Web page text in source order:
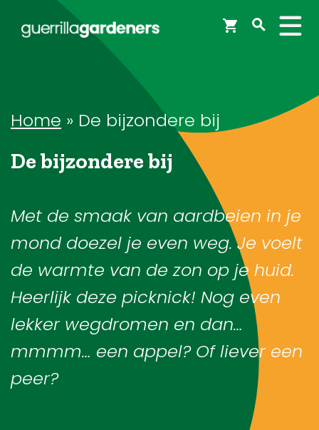
Webshop
Workshops
Tips & Inspiratie
Op de kaart
Doneer
Blog
Home » De bijzondere bij
De bijzondere bij
Met de smaak van aardbeien in je
mond doezel je even weg. Je voelt
de warmte van de zon op je huid.
Heerlijk deze picknick! Nog even
lekker wegdromen en dan…
mmmm… een appel? Of liever een
peer?